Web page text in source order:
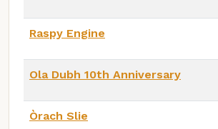
Raspy Engine
Ola Dubh 10th Anniversary
Òrach Slie